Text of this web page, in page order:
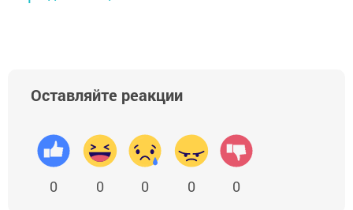
Оставляйте реакции
0 0 0 0 0